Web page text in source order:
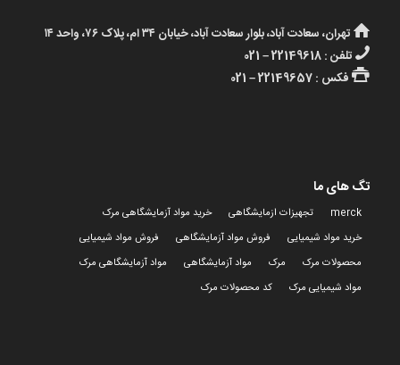
تهران، سعادت آباد، بلوار سعادت آباد، خیابان ۳۴ ام، پلاک ۷۶، واحد ۱۴
تلفن : 22149618 – 021
فکس : 22149657 – 021
تگ های ما
merck تجهیزات ازمایشگاهی
خرید مواد آزمایشگاهی مرک
خرید مواد شیمیایی
فروش مواد آزمایشگاهی
فروش مواد شیمیایی
محصولات مرک
مرک مواد آزمایشگاهی
مواد آزمایشگاهی مرک
مواد شیمیایی مرک
کد محصولات مرک